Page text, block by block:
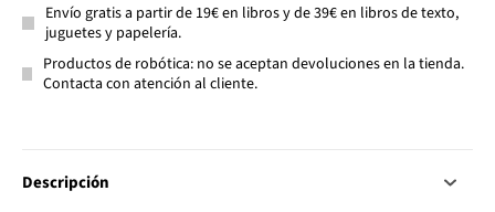
Envío gratis a partir de 19€ en libros y de 39€ en libros de texto,
juguetes y papelería.
Productos de robótica: no se aceptan devoluciones en la tienda.
Contacta con atención al cliente.
Descripción